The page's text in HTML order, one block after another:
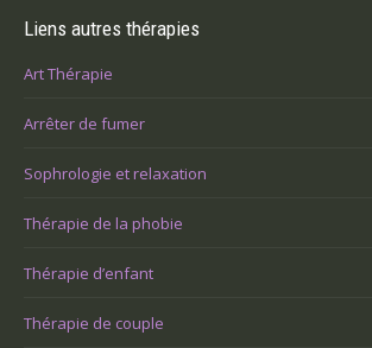
Liens autres thérapies
Art Thérapie
Arrêter de fumer
Sophrologie et relaxation
Thérapie de la phobie
Thérapie d’enfant
Thérapie de couple